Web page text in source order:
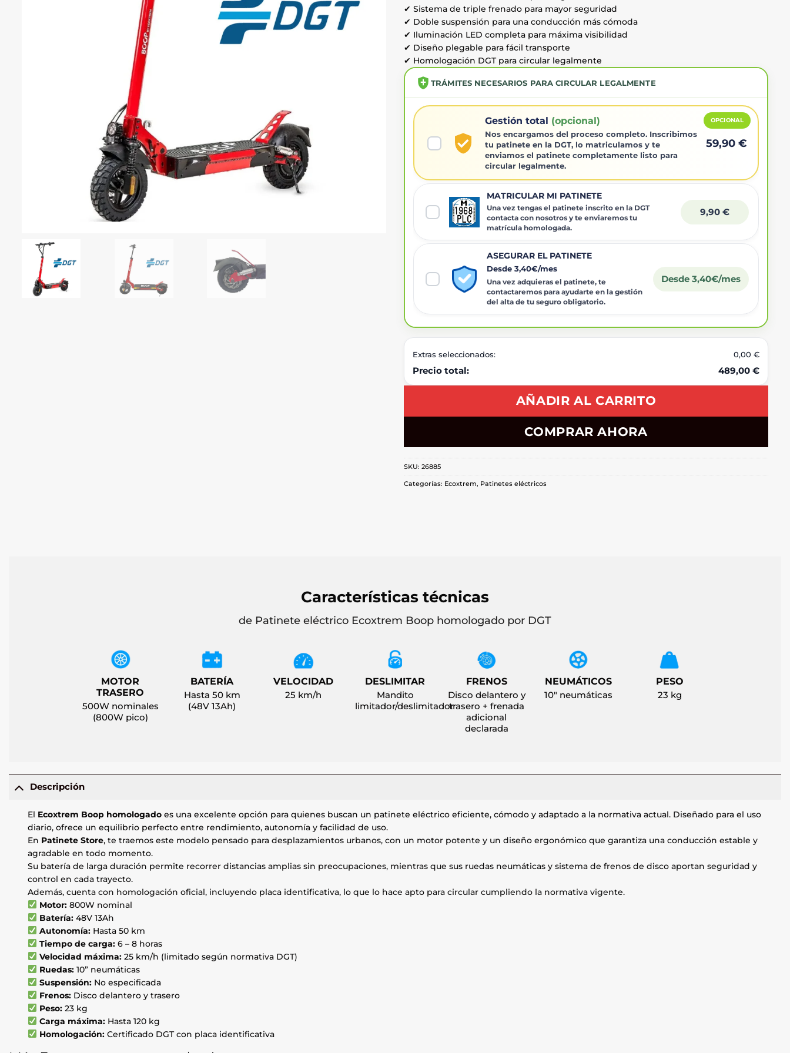
✔ Sistema de triple frenado para mayor seguridad
✔ Doble suspensión para una conducción más cómoda
✔ Iluminación LED completa para máxima visibilidad
✔ Diseño plegable para fácil transporte
✔ Homologación DGT para circular legalmente
TRÁMITES NECESARIOS PARA CIRCULAR LEGALMENTE
OPCIONAL
Gestión total (opcional)
Nos encargamos del proceso completo. Inscribimos
tu patinete en la DGT, lo matriculamos y te
enviamos el patinete completamente listo para
circular legalmente.
59,90 €
MATRICULAR MI PATINETE
Una vez tengas el patinete inscrito en la DGT
contacta con nosotros y te enviaremos tu
matrícula homologada.
9,90 €
ASEGURAR EL PATINETE
Desde 3,40€/mes
Una vez adquieras el patinete, te
contactaremos para ayudarte en la gestión
del alta de tu seguro obligatorio.
Desde 3,40€/mes
Extras seleccionados: 0,00 €
Precio total: 489,00 €
AÑADIR AL CARRITO
COMPRAR AHORA
SKU: 26885
Categorías: Ecoxtrem, Patinetes eléctricos
Características técnicas
de Patinete eléctrico Ecoxtrem Boop homologado por DGT
MOTOR
TRASERO
500W nominales
(800W pico)
BATERÍA
Hasta 50 km
(48V 13Ah)
VELOCIDAD
25 km/h
DESLIMITAR
Mandito
limitador/deslimitador
FRENOS
Disco delantero y
trasero + frenada
adicional
declarada
NEUMÁTICOS
10" neumáticas
PESO
23 kg
Descripción
El Ecoxtrem Boop homologado es una excelente opción para quienes buscan un patinete eléctrico eficiente, cómodo y adaptado a la normativa actual. Diseñado para el uso
diario, ofrece un equilibrio perfecto entre rendimiento, autonomía y facilidad de uso.
En Patinete Store, te traemos este modelo pensado para desplazamientos urbanos, con un motor potente y un diseño ergonómico que garantiza una conducción estable y
agradable en todo momento.
Su batería de larga duración permite recorrer distancias amplias sin preocupaciones, mientras que sus ruedas neumáticas y sistema de frenos de disco aportan seguridad y
control en cada trayecto.
Además, cuenta con homologación oficial, incluyendo placa identificativa, lo que lo hace apto para circular cumpliendo la normativa vigente.
Motor: 800W nominal
Batería: 48V 13Ah
Autonomía: Hasta 50 km
Tiempo de carga: 6 – 8 horas
Velocidad máxima: 25 km/h (limitado según normativa DGT)
Ruedas: 10” neumáticas
Suspensión: No especificada
Frenos: Disco delantero y trasero
Peso: 23 kg
Carga máxima: Hasta 120 kg
Homologación: Certificado DGT con placa identificativa